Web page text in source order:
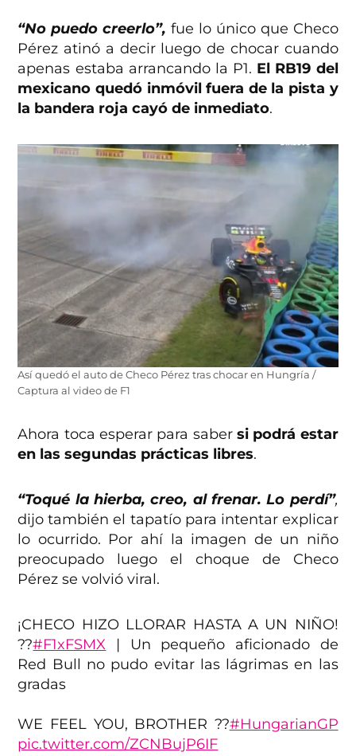
“No puedo creerlo”, fue lo único que Checo
Pérez atinó a decir luego de chocar cuando
apenas estaba arrancando la P1. El RB19 del
mexicano quedó inmóvil fuera de la pista y
la bandera roja cayó de inmediato.
Así quedó el auto de Checo Pérez tras chocar en Hungría /
Captura al video de F1
Ahora toca esperar para saber si podrá estar
en las segundas prácticas libres.
“Toqué la hierba, creo, al frenar. Lo perdí”,
dijo también el tapatío para intentar explicar
lo ocurrido. Por ahí la imagen de un niño
preocupado luego el choque de Checo
Pérez se volvió viral.
¡CHECO HIZO LLORAR HASTA A UN NIÑO!
??#F1xFSMX | Un pequeño aficionado de
Red Bull no pudo evitar las lágrimas en las
gradas
WE FEEL YOU, BROTHER ??#HungarianGP
pic.twitter.com/ZCNBujP6IF